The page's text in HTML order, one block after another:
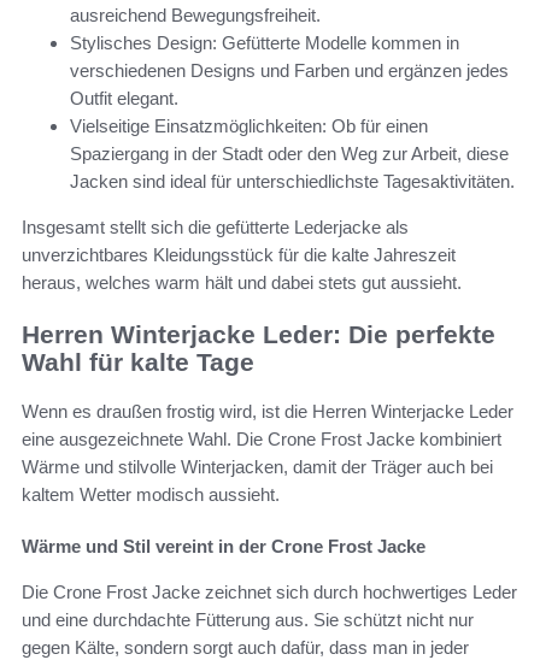
ausreichend Bewegungsfreiheit.
Stylisches Design: Gefütterte Modelle kommen in
verschiedenen Designs und Farben und ergänzen jedes
Outfit elegant.
Vielseitige Einsatzmöglichkeiten: Ob für einen
Spaziergang in der Stadt oder den Weg zur Arbeit, diese
Jacken sind ideal für unterschiedlichste Tagesaktivitäten.
Insgesamt stellt sich die gefütterte Lederjacke als
unverzichtbares Kleidungsstück für die kalte Jahreszeit
heraus, welches warm hält und dabei stets gut aussieht.
Herren Winterjacke Leder: Die perfekte
Wahl für kalte Tage
Wenn es draußen frostig wird, ist die Herren Winterjacke Leder
eine ausgezeichnete Wahl. Die Crone Frost Jacke kombiniert
Wärme und stilvolle Winterjacken, damit der Träger auch bei
kaltem Wetter modisch aussieht.
Wärme und Stil vereint in der Crone Frost Jacke
Die Crone Frost Jacke zeichnet sich durch hochwertiges Leder
und eine durchdachte Fütterung aus. Sie schützt nicht nur
gegen Kälte, sondern sorgt auch dafür, dass man in jeder